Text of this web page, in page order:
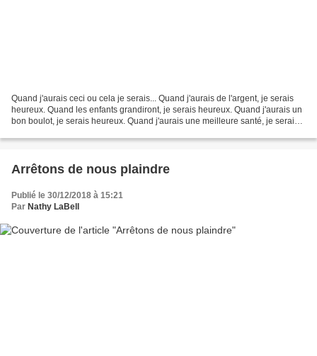
Quand j'aurais ceci ou cela je serais... Quand j'aurais de l'argent, je serais
heureux. Quand les enfants grandiront, je serais heureux. Quand j'aurais un
bon boulot, je serais heureux. Quand j'aurais une meilleure santé, je serais
Arrêtons de nous plaindre
Publié le 30/12/2018 à 15:21
Par Nathy LaBell